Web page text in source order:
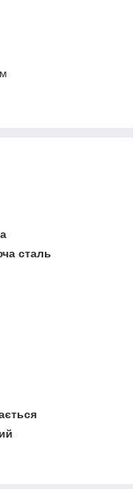
сталь